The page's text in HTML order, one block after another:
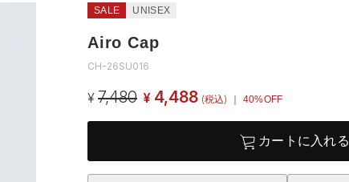
SALE UNISEX
Airo Cap
CH-26SU016
¥ 7,480 ¥ 4,488 (税込) ｜ 40%OFF
カートに入れる